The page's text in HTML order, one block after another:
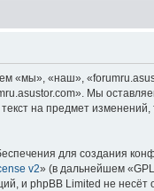
«мы», «наш»,
Мы
на предмет
для создания
v2» (в дальнейшем
и phpBB Limited не